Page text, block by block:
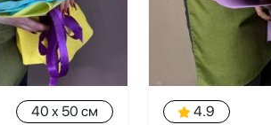
40 x 50 см
4.9